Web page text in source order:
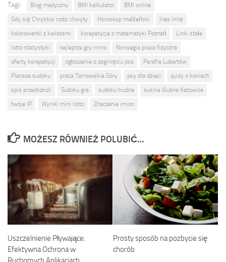
Tagi: Blog medyczny BMI kalkulator
BMI online
Gdy się Chrystus rodzi chwyty
Horoskop małżeński
Ines imię
kolorowanki z kwiatami
korepetycje z matematyki Poznań
Linki stałe
lotto statystyki
najleprze gry mmo
Norwegia praca fizyczna
oferty korepetycji
ogłoszenie o zaginięciu psa
Parafie Lubartów
Plansze sudoku
praca Tarnowskie Góry psy dla dzieci
quizy o koniach
spis przedszkoli
Sudoku gra sudoku trudne
suknie ślubne Katowice
twoje IP
Wyniki mini lotto Znaczenie imion
MOŻESZ RÓWNIEŻ POLUBIĆ…
Uszczelnienie Pływające:
Efektywna Ochrona w
Prosty sposób na pozbycie się
chorób